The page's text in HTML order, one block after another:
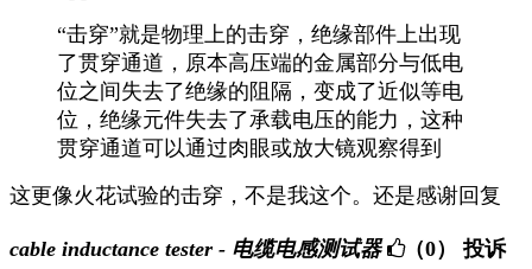
“击穿”就是物理上的击穿，绝缘部件上出现
了贯穿通道，原本高压端的金属部分与低电
位之间失去了绝缘的阻隔，变成了近似等电
位，绝缘元件失去了承载电压的能力，这种
贯穿通道可以通过肉眼或放大镜观察得到
这更像火花试验的击穿，不是我这个。还是感谢回复
cable inductance tester - 电缆电感测试器 （0） 投诉